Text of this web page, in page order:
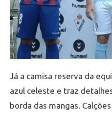
Já a camisa reserva da
azul celeste e traz
borda das mangas.